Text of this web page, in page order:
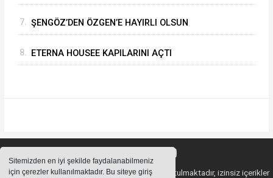
Sitemizden en iyi şekilde faydalanabilmeniz
için çerezler kullanılmaktadır. Bu siteye giriş
7. ŞENGÖZ’DEN ÖZGEN’E HAYIRLI OLSUN
8. ETERNA HOUSEE KAPILARINI AÇTI
Sitemizde bulunan içeriklerin tüm hakları saklı tutulmaktadır, izinsiz içerikler